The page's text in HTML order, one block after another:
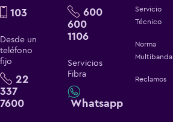
103
Desde un
teléfono
fijo
22
337
7600
600
600
1106
Servicios
Fibra
Whatsapp
Servicio
Técnico
Norma
Multibanda
Reclamos